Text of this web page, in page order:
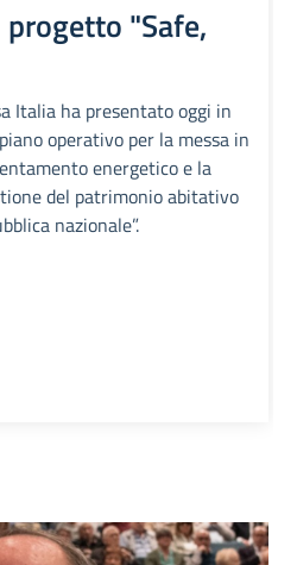
"Safe,
Italia ha presentato oggi in
operativo per la messa in
energetico e la
del patrimonio abitativo
nazionale”.